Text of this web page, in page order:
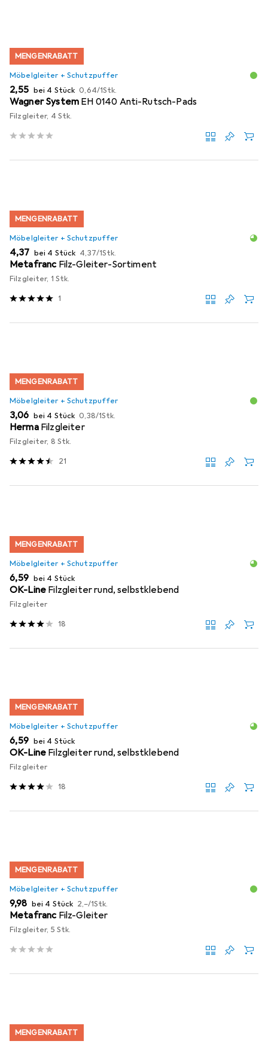
MENGENRABATT
Möbelgleiter + Schutzpuffer
EUR
2,55 bei 4 Stück EUR
0,64/1Stk.
Wagner System EH 0140 Anti-Rutsch-Pads
Filzgleiter, 4 Stk.
MENGENRABATT
Möbelgleiter + Schutzpuffer
EUR
4,37 bei 4 Stück EUR
4,37/1Stk.
Metafranc Filz-Gleiter-Sortiment
Filzgleiter, 1 Stk.
1
MENGENRABATT
Möbelgleiter + Schutzpuffer
EUR
3,06 bei 4 Stück EUR
0,38/1Stk.
Herma Filzgleiter
Filzgleiter, 8 Stk.
21
MENGENRABATT
Möbelgleiter + Schutzpuffer
EUR
6,59 bei 4 Stück
OK-Line Filzgleiter rund, selbstklebend
Filzgleiter
18
MENGENRABATT
Möbelgleiter + Schutzpuffer
EUR
6,59 bei 4 Stück
OK-Line Filzgleiter rund, selbstklebend
Filzgleiter
18
MENGENRABATT
Möbelgleiter + Schutzpuffer
EUR
9,98 bei 4 Stück EUR
2,–/1Stk.
Metafranc Filz-Gleiter
Filzgleiter, 5 Stk.
MENGENRABATT